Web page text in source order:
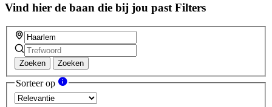
Vind hier de baan die bij jou past Filters
Zoeken Zoeken
Sorteer op